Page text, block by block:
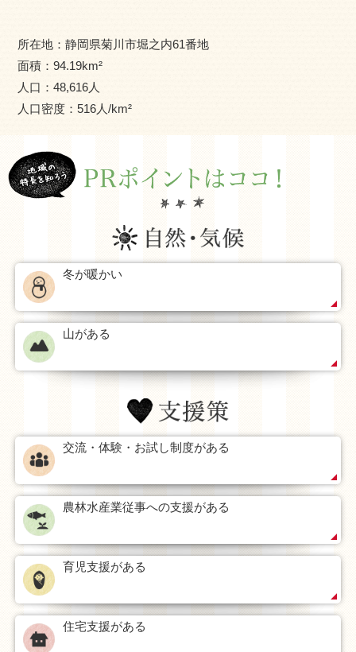
所在地：静岡県菊川市堀之内61番地
面積：94.19km²
人口：48,616人
人口密度：516人/km²
冬が暖かい
山がある
交流・体験・お試し制度がある
農林水産業従事への支援がある
育児支援がある
住宅支援がある